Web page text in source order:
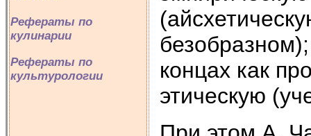
Рефераты по
кулинарии
Рефераты по
культурологии
концах как
этическую